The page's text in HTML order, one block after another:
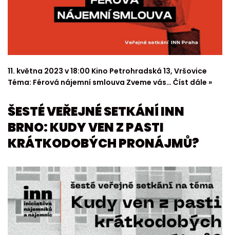
11. května 2023 v 18:00 Kino Petrohradská 13, Vršovice
Téma: Férová nájemní smlouva Zveme vás… Číst dále »
ŠESTÉ VEŘEJNÉ SETKÁNÍ INN
BRNO: KUDY VEN Z PASTI
KRÁTKODOBÝCH PRONÁJMŮ?